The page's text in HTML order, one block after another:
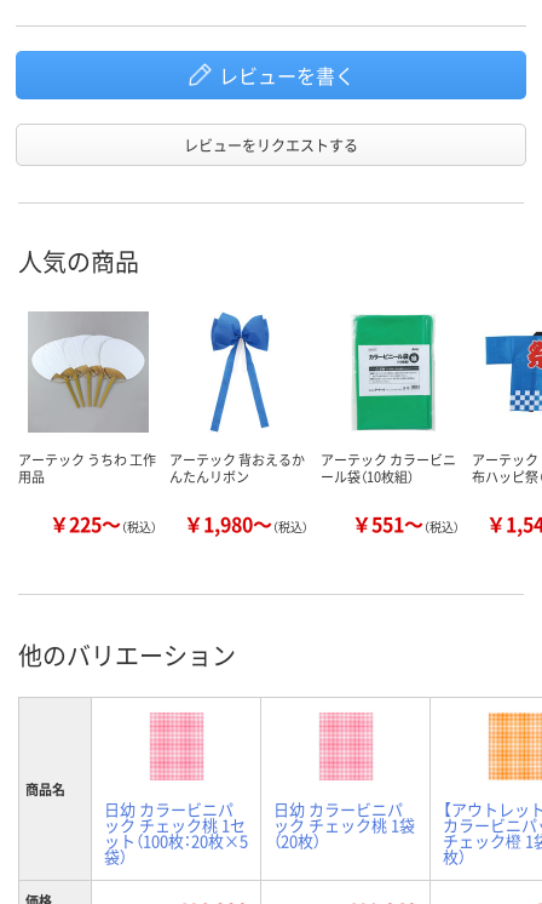
レビューを書く
レビューをリクエストする
人気の商品
アーテック うちわ 工作
用品
￥225～（税込）
アーテック 背おえるか
んたんリボン
￥1,980～（税込）
アーテック カラービニ
ール袋（10枚組）
￥551～（税込）
アーテッ
布ハッピ祭
￥
他のバリエーション
商品名
日幼 カラービニパ
ック チェック桃 1セ
ット（100枚：20枚×5
袋）
日幼 カラービニパ
ック チェック桃 1袋
（20枚）
【アウトレッ
カラービニパ
チェック橙 1
枚）